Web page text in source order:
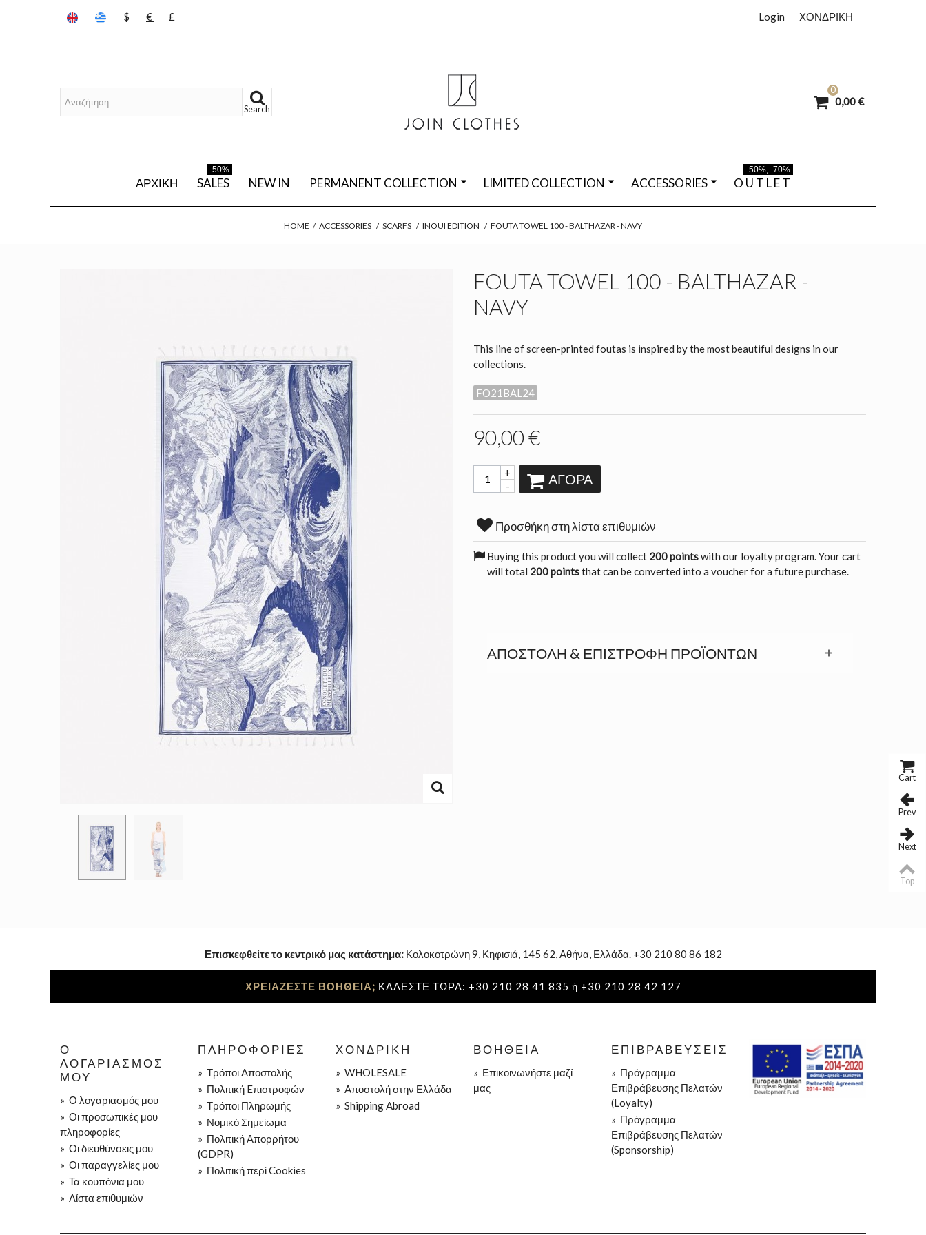
ΧΟΝΔΡΙΚΗ
Login
$ € £
Search
0
0,00 €
ΑΡΧΙΚΉ SALES
-50%
NEW IN PERMANENT COLLECTION LIMITED COLLECTION ACCESSORIES O U T L E T
-50%, -70%
HOME / ACCESSORIES / SCARFS / INOUI EDITION / FOUTA TOWEL 100 - BALTHAZAR - NAVY
FOUTA TOWEL 100 - BALTHAZAR -
NAVY
This line of screen-printed foutas is inspired by the most beautiful designs in our
collections.
FO21BAL24
90,00 €
-
+ ΑΓΟΡΆ
Προσθήκη στη λίστα επιθυμιών
Buying this product you will collect 200 pointswith our loyalty program. Your cart
will total 200 pointsthat can be converted into a voucher for a future purchase.
ΑΠΟΣΤΟΛΉ & ΕΠΙΣΤΡΟΦΉ ΠΡΟΪΟΝΤΩΝ
Επισκεφθείτε το κεντρικό μας κατάστημα:Κολοκοτρώνη 9, Κηφισιά, 145 62, Αθήνα, Ελλάδα. +30 210 80 86 182
ΧΡΕΙΑΖΕΣΤΕ ΒΟΗΘΕΙΑ; ΚΑΛΕΣΤΕ ΤΩΡΑ: +30 210 28 41 835 ή +30 210 28 42 127
Ο
ΛΟΓΑΡΙΑΣΜΌΣ
ΜΟΥ
» Ο λογαριασμός μου
» Οι προσωπικές μου
πληροφορίες
» Οι διευθύνσεις μου
» Οι παραγγελίες μου
» Τα κουπόνια μου
» Λίστα επιθυμιών
ΠΛΗΡΟΦΟΡΊΕΣ
» Τρόποι Aποστολής
» Πολιτική Eπιστροφών
» Τρόποι Πληρωμής
» Νομικό Σημείωμα
» Πολιτική Απορρήτου
(GDPR)
» Πολιτική περί Cookies
ΧΟΝΔΡΙΚΉ
» WHOLESALE
» Aποστολή στην Ελλάδα
» Shipping Abroad
ΒΟΉΘΕΙΑ
» Επικοινωνήστε μαζί
μας
ΕΠΙΒΡΑΒΕΎΣΕΙΣ
» Πρόγραμμα
Επιβράβευσης Πελατών
(Loyalty)
» Πρόγραμμα
Επιβράβευσης Πελατών
(Sponsorship)
Cart
Prev
Next
Top